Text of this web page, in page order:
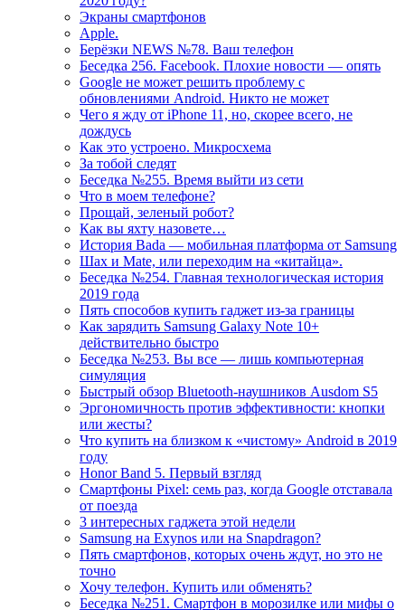
Экраны смартфонов
Apple.
Берёзки NEWS №78. Ваш телефон
Беседка 256. Facebook. Плохие новости — опять
Google не может решить проблему с
обновлениями Android. Никто не может
Чего я жду от iPhone 11, но, скорее всего, не
дождусь
Как это устроено. Микросхема
За тобой следят
Беседка №255. Время выйти из сети
Что в моем телефоне?
Прощай, зеленый робот?
Как вы яхту назовете…
История Bada — мобильная платформа от Samsung
Шах и Mate, или переходим на «китайца».
Беседка №254. Главная технологическая история
2019 года
Пять способов купить гаджет из-за границы
Как зарядить Samsung Galaxy Note 10+
действительно быстро
Беседка №253. Вы все — лишь компьютерная
симуляция
Быстрый обзор Bluetooth-наушников Ausdom S5
Эргономичность против эффективности: кнопки
или жесты?
Что купить на близком к «чистому» Android в 2019
году
Honor Band 5. Первый взгляд
Смартфоны Pixel: семь раз, когда Google отставала
от поезда
3 интересных гаджета этой недели
Samsung на Exynos или на Snapdragon?
Пять смартфонов, которых очень ждут, но это не
точно
Хочу телефон. Купить или обменять?
Беседка №251. Смартфон в морозилке или мифы о